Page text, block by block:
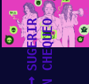
SUGERIRUN CHEQUEO